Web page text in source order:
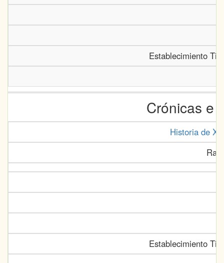
Establecimiento
Crónicas e
Historia de
Establecimiento